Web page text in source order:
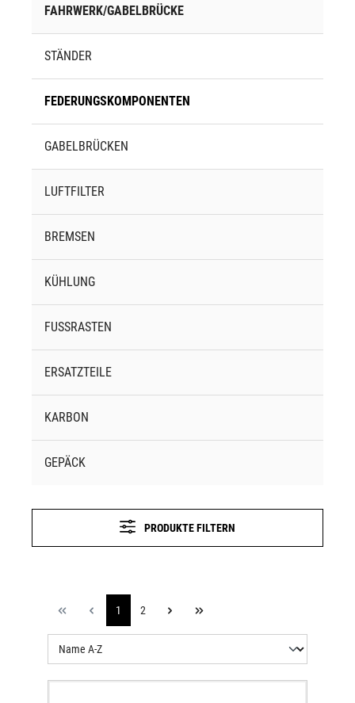
FAHRWERK/GABELBRÜCKE
STÄNDER
FEDERUNGSKOMPONENTEN
GABELBRÜCKEN
LUFTFILTER
BREMSEN
KÜHLUNG
FUSSRASTEN
ERSATZTEILE
KARBON
GEPÄCK
PRODUKTE FILTERN
1 2